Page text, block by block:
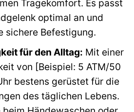
Tragekomfort. Es passt
optimal an und
sichere Befestigung.
für den Alltag: Mit einer
von [Beispiel: 5 ATM/50
bestens gerüstet für die
des täglichen Lebens.